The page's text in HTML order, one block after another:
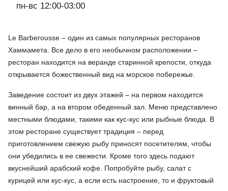
пн-вс 12:00-03:00
Le Barberousse – один из самых популярных ресторанов
Хаммамета. Все дело в его необычном расположении –
ресторан находится на веранде старинной крепости, откуда
открывается божественный вид на морское побережье.
Заведение состоит из двух этажей – на первом находится
винный бар, а на втором обеденный зал. Меню представлено
местными блюдами, такими как кус-кус или рыбные блюда. В
этом ресторане существует традиция – перед
приготовлением свежую рыбу приносят посетителям, чтобы
они убедились в ее свежести. Кроме того здесь подают
вкуснейший арабский кофе. Попробуйте рыбу, салат с
курицей или кус-кус, а если есть настроение, то и фруктовый